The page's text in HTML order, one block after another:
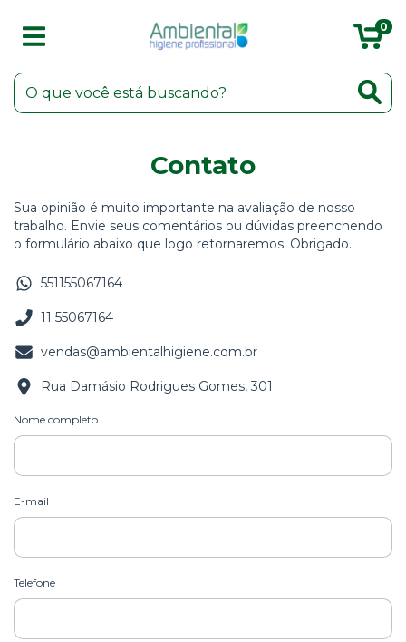
0
Contato
Sua opinião é muito importante na avaliação de nosso
trabalho. Envie seus comentários ou dúvidas preenchendo
o formulário abaixo que logo retornaremos. Obrigado.
551155067164
11 55067164
vendas@ambientalhigiene.com.br
Rua Damásio Rodrigues Gomes, 301
Nome completo
E-mail
Telefone